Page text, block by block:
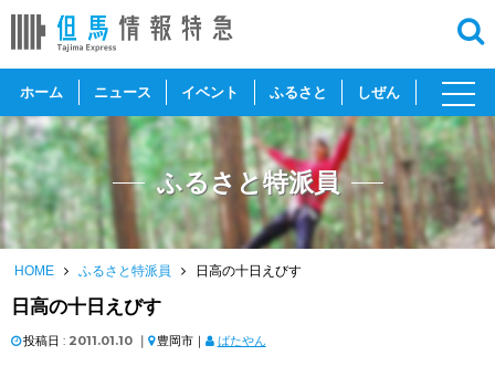
ホーム ニュース イベント ふるさと しぜん
toggle
ふるさと特派員
HOME ふるさと特派員 日高の十日えびす
日高の十日えびす
投稿日 : 2011.01.10 ｜ 豊岡市｜ ばたやん